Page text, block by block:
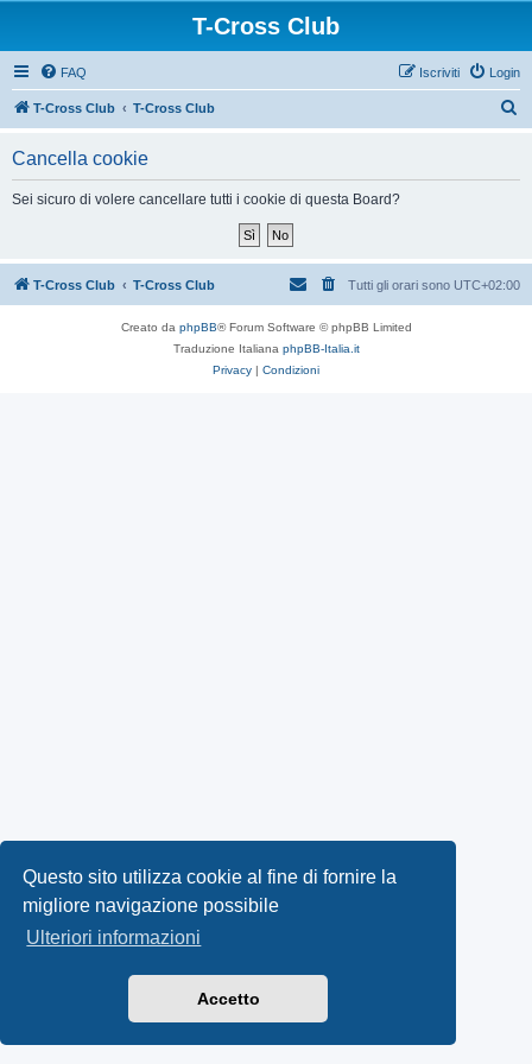
Questo sito utilizza cookie al fine di fornire la
migliore navigazione possibile
Ulteriori informazioni
Accetto
T-Cross Club
FAQ Login
Iscriviti
T-Cross Club T-Cross Club
Cancella cookie
Sei sicuro di volere cancellare tutti i cookie di questa Board?
T-Cross Club T-Cross Club Tutti gli orari sono UTC+02:00
Creato da phpBB® Forum Software © phpBB Limited
Traduzione Italiana phpBB-Italia.it
Privacy | Condizioni